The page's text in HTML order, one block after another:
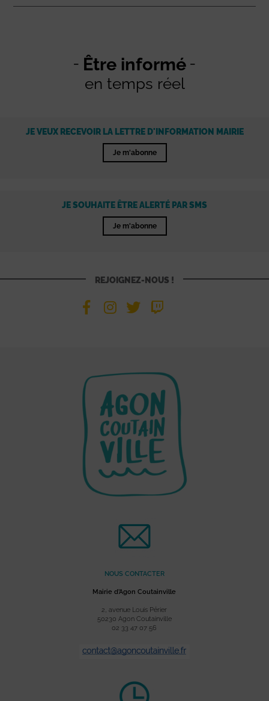
Être informé
en temps réel
JE VEUX RECEVOIR LA LETTRE D'INFORMATION MAIRIE
Je m'abonne
JE SOUHAITE ÊTRE ALERTÉ PAR SMS
Je m'abonne
REJOIGNEZ-NOUS !
NOUS CONTACTER
Mairie d’Agon Coutainville
2, avenue Louis Périer
50230 Agon Coutainville
02 33 47 07 56